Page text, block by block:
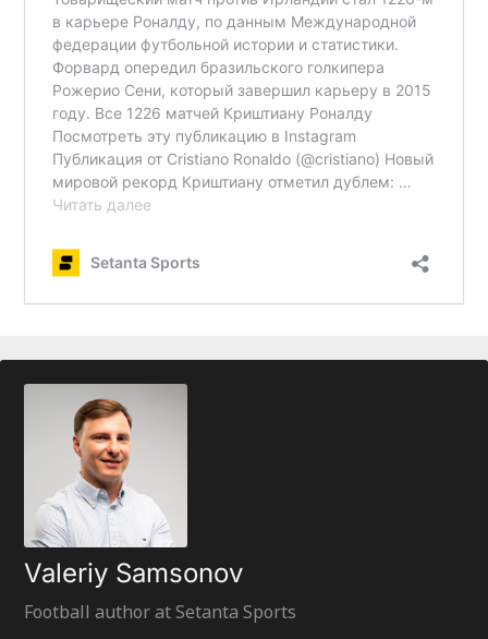
Valeriy Samsonov
Football author at Setanta Sports